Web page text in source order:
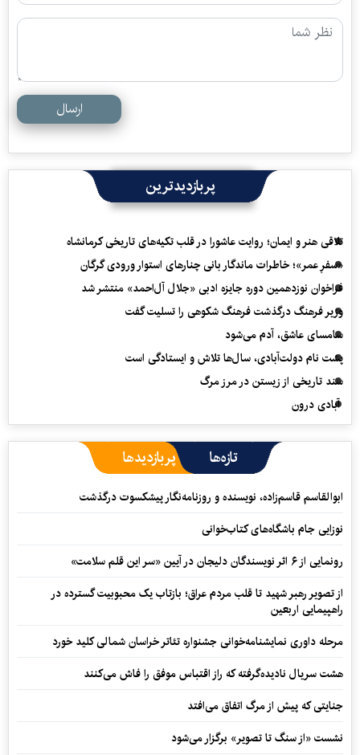
ارسال
پربازدیدترین
تلاقی هنر و ایمان؛ روایت عاشورا در قلب تکیه‌های تاریخی کرمانشاه
«سفرِ عمر»؛ خاطرات ماندگار بانی چنارهای استوار ورودی گرگان
فراخوان نوزدهمین دوره جایزه ادبی «جلال آل‌احمد» منتشر شد
وزیر فرهنگ درگذشت فرهنگ شکوهی را تسلیت گفت
سامسای عاشق، آدم می‌شود
پشت نام دولت‌آبادی، سال‌ها تلاش و ایستادگی است
سند تاریخی از زیستن در مرز مرگ
آبادی درون
تازه‌ها پربازدیدها
ابوالقاسم قاسم‌زاده، نویسنده و روزنامه‌نگار پیشکسوت درگذشت
نوزایی جام باشگاه‌های کتاب‌خوانی
رونمایی از ۶ اثر نویسندگان دلیجان در آیین «سر این قلم سلامت»
از تصویر رهبر شهید تا قلب مردم عراق؛ بازتاب یک محبوبیت گسترده در
راهپیمایی اربعین
مرحله داوری نمایشنامه‌خوانی جشنواره تئاتر خراسان شمالی کلید خورد
هشت سریال نادیده‌گرفته که راز اقتباس موفق را فاش می‌کنند
جنایتی که پیش از مرگ اتفاق می‌افتد
نشست «از سنگ تا تصویر» برگزار می‌شود